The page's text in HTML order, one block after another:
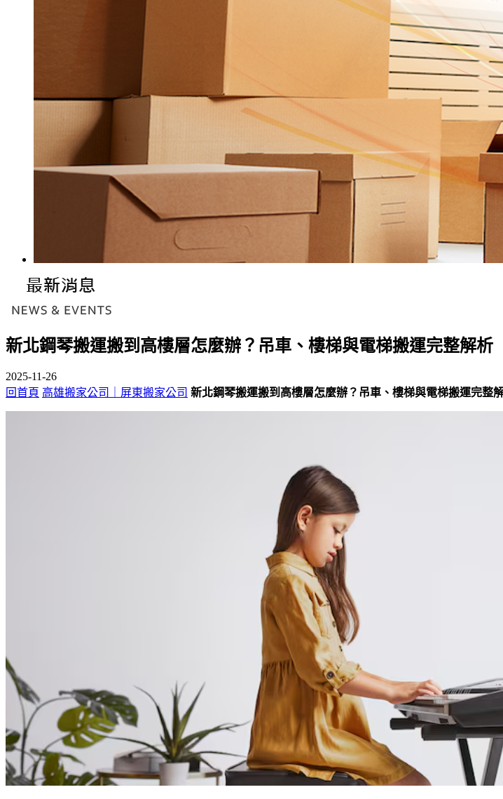
新北鋼琴搬運搬到高樓層怎麼辦？吊車、樓梯與電梯搬運完整解析
2025-11-26
回首頁 高雄搬家公司｜屏東搬家公司 新北鋼琴搬運搬到高樓層怎麼辦？吊車、樓梯與電梯搬運完整